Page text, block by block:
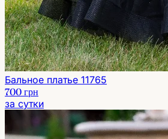
Бальное платье 11765
700 грн
за сутки